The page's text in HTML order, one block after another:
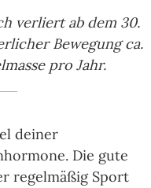
verliert ab dem 30.
Bewegung ca.
pro Jahr.
deiner
Die gute
regelmäßig Sport